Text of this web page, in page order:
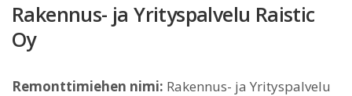
Rakennus- ja Yrityspalvelu Raistic
Oy
Remonttimiehen nimi: Rakennus- ja Yrityspalvelu